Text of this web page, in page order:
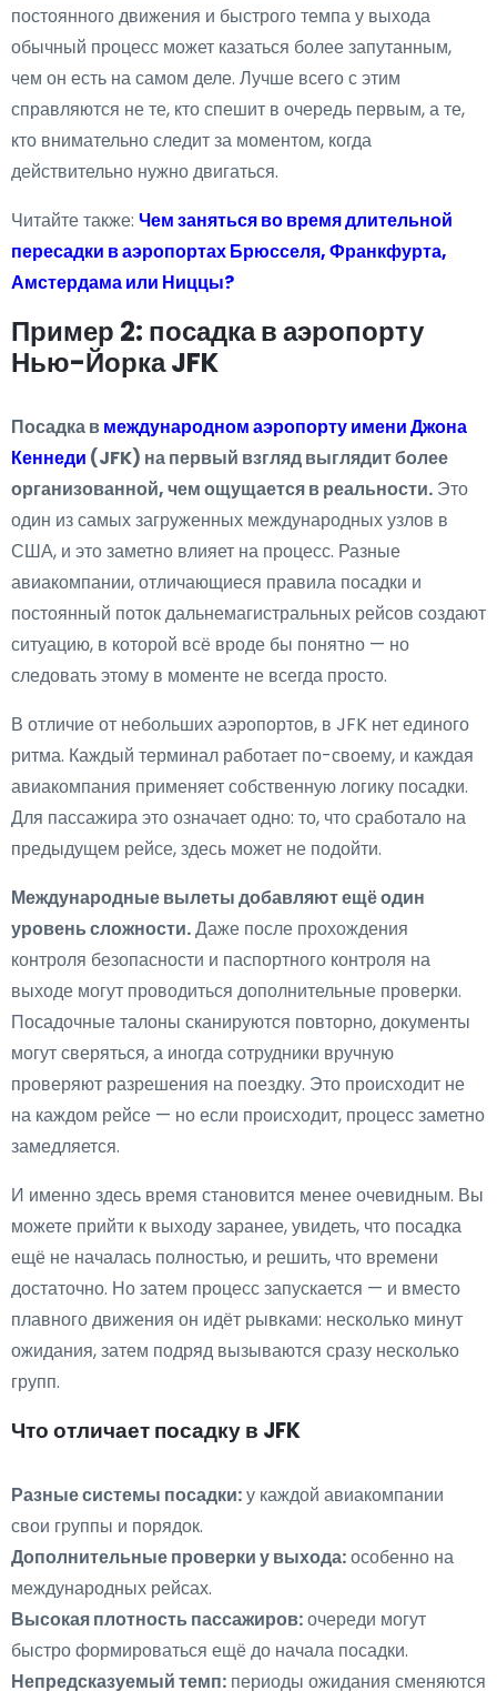
постоянного движения и быстрого темпа у выхода
обычный процесс может казаться более запутанным,
чем он есть на самом деле. Лучше всего с этим
справляются не те, кто спешит в очередь первым, а те,
кто внимательно следит за моментом, когда
действительно нужно двигаться.
Читайте также: Чем заняться во время длительной
пересадки в аэропортах Брюсселя, Франкфурта,
Амстердама или Ниццы?
Пример 2: посадка в аэропорту
Нью-Йорка JFK
Посадка вмеждународном аэропорту имени Джона
Кеннеди (JFK) на первый взгляд выглядит более
организованной, чем ощущается в реальности. Это
один из самых загруженных международных узлов в
США, и это заметно влияет на процесс. Разные
авиакомпании, отличающиеся правила посадки и
постоянный поток дальнемагистральных рейсов создают
ситуацию, в которой всё вроде бы понятно — но
следовать этому в моменте не всегда просто.
В отличие от небольших аэропортов, в JFK нет единого
ритма. Каждый терминал работает по-своему, и каждая
авиакомпания применяет собственную логику посадки.
Для пассажира это означает одно: то, что сработало на
предыдущем рейсе, здесь может не подойти.
Международные вылеты добавляют ещё один
уровень сложности.Даже после прохождения
контроля безопасности и паспортного контроля на
выходе могут проводиться дополнительные проверки.
Посадочные талоны сканируются повторно, документы
могут сверяться, а иногда сотрудники вручную
проверяют разрешения на поездку. Это происходит не
на каждом рейсе — но если происходит, процесс заметно
замедляется.
И именно здесь время становится менее очевидным. Вы
можете прийти к выходу заранее, увидеть, что посадка
ещё не началась полностью, и решить, что времени
достаточно. Но затем процесс запускается — и вместо
плавного движения он идёт рывками: несколько минут
ожидания, затем подряд вызываются сразу несколько
групп.
Что отличает посадку в JFK
Разные системы посадки:у каждой авиакомпании
свои группы и порядок.
Дополнительные проверки у выхода:особенно на
международных рейсах.
Высокая плотность пассажиров:очереди могут
быстро формироваться ещё до начала посадки.
Непредсказуемый темп: периоды ожидания сменяются